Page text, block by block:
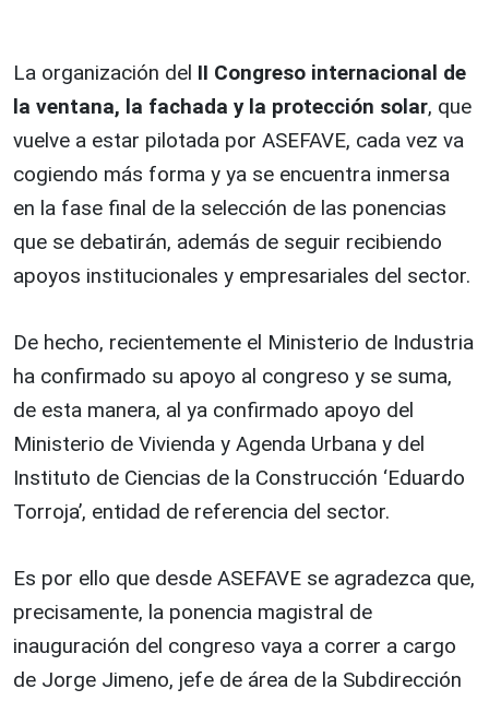
La organización del II Congreso internacional de
la ventana, la fachada y la protección solar, que
vuelve a estar pilotada por ASEFAVE, cada vez va
cogiendo más forma y ya se encuentra inmersa
en la fase final de la selección de las ponencias
que se debatirán, además de seguir recibiendo
apoyos institucionales y empresariales del sector.
De hecho, recientemente el Ministerio de Industria
ha confirmado su apoyo al congreso y se suma,
de esta manera, al ya confirmado apoyo del
Ministerio de Vivienda y Agenda Urbana y del
Instituto de Ciencias de la Construcción ‘Eduardo
Torroja’, entidad de referencia del sector.
Es por ello que desde ASEFAVE se agradezca que,
precisamente, la ponencia magistral de
inauguración del congreso vaya a correr a cargo
de Jorge Jimeno, jefe de área de la Subdirección